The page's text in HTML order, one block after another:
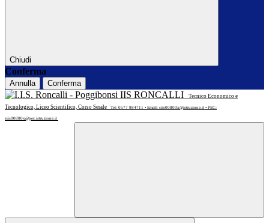
Chiudi
Conferma
Annulla Conferma
IIS RONCALLI
Tecnico Economico e
Tecnologico, Liceo Scientifico, Corso Serale
Tel: 0577 984711 • Email: siis00800x@istruzione.it • PEC:
siis00800x@pec.istruzione.it